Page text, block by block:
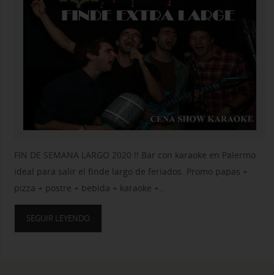
FIN DE SEMANA LARGO 2020 !! Bar con karaoke en Palermo
ideal para salir el finde largo de feriados. Promo papas +
pizza + postre + bebida + karaoke +…
SEGUIR LEYENDO